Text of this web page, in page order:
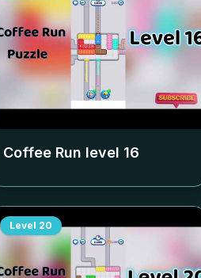
Coffee Run level 16
Level 20